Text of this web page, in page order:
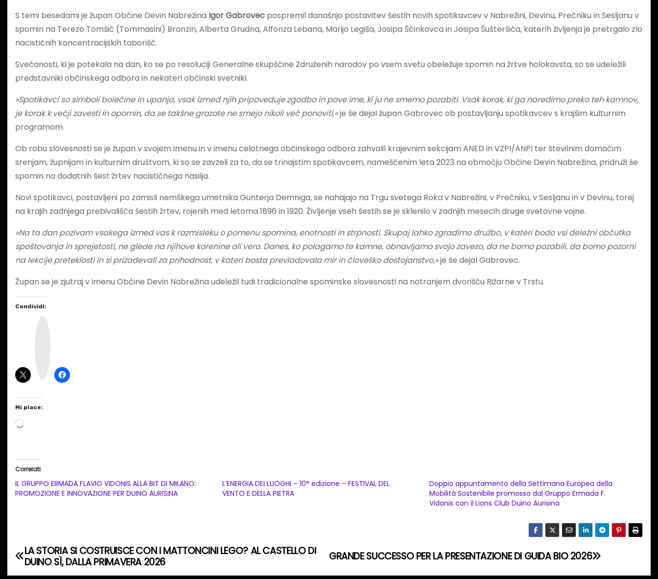
S temi besedami je župan Občine Devin Nabrežina Igor Gabrovec pospremil današnjo postavitev šestih novih spotikavcev v Nabrežini, Devinu, Prečniku in Sesljanu v
spomin na Terezo Tomšič (Tommasini) Bronzin, Alberta Grudna, Alfonza Lebana, Marijo Legiša, Josipa Ščinkovca in Josipa Šušteršiča, katerih življenja je pretrgalo zlo
nacističnih koncentracijskih taborišč.
Svečanosti, ki je potekala na dan, ko se po resoluciji Generalne skupščine Združenih narodov po vsem svetu obeležuje spomin na žrtve holokavsta, so se udeležili
predstavniki občinskega odbora in nekateri občinski svetniki.
»Spotikavci so simboli bolečine in upanja, vsak izmed njih pripoveduje zgodbo in pove ime, ki ju ne smemo pozabiti. Vsak korak, ki ga naredimo preko teh kamnov,
je korak k večji zavesti in opomin, da se takšne grozote ne smejo nikoli več ponoviti,«je še dejal župan Gabrovec ob postavljanju spotikavcev s krajšim kulturnim
programom.
Ob robu slovesnosti se je župan v svojem imenu in v imenu celotnega občinskega odbora zahvalil krajevnim sekcijam ANED in VZPI/ANPI ter številnim domačim
srenjam, župnijam in kulturnim društvom, ki so se zavzeli za to, da se trinajstim spotikavcem, nameščenim leta 2023 na območju Občine Devin Nabrežina, pridruži še
spomin na dodatnih šest žrtev nacističnega nasilja.
Novi spotikavci, postavljeni po zamisli nemškega umetnika Gunterja Demniga, se nahajajo na Trgu svetega Roka v Nabrežini, v Prečniku, v Sesljanu in v Devinu, torej
na krajih zadnjega prebivališča šestih žrtev, rojenih med letoma 1896 in 1920. Življenje vseh šestih se je sklenilo v zadnjih mesecih druge svetovne vojne.
»Na ta dan pozivam vsakega izmed vas k razmisleku o pomenu spomina, enotnosti in strpnosti. Skupaj lahko zgradimo družbo, v kateri bodo vsi deležni občutka
spoštovanja in sprejetosti, ne glede na njihove korenine ali vero. Danes, ko polagamo te kamne, obnavljamo svojo zavezo, da ne bomo pozabili, da bomo pozorni
na lekcije preteklosti in si prizadevali za prihodnost, v kateri bosta prevladovala mir in človeško dostojanstvo,«je še dejal Gabrovec.
Župan se je zjutraj v imenu Občine Devin Nabrežina udeležil tudi tradicionalne spominske slovesnosti na notranjem dvorišču Rižarne v Trstu.
Condividi:
Mi piace:
C
a
t
o
i
Correlati
IL GRUPPO ERMADA FLAVIO VIDONIS ALLA BIT DI MILANO:
PROMOZIONE E INNOVAZIONE PER DUINO AURISINA
L’ENERGIA DEI LUOGHI – 10° edizione – FESTIVAL DEL
VENTO E DELLA PIETRA
Doppio appuntamento della Settimana Europea della
Mobilità Sostenibile promosso dal Gruppo Ermada F.
Vidonis con il Lions Club Duino Aurisina
N
GRANDE SUCCESSO PER LA PRESENTAZIONE DI GUIDA BIO 2026
LA STORIA SI COSTRUISCE CON I MATTONCINI LEGO? AL CASTELLO DI
DUINO SÌ, DALLA PRIMAVERA 2026